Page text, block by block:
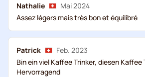
Nathalie
Mai 2024
Assez légers mais très bon et équilibré
Patrick
Feb. 2023
Bin ein viel Kaffee Trinker, diesen Kaffee
Hervorragend